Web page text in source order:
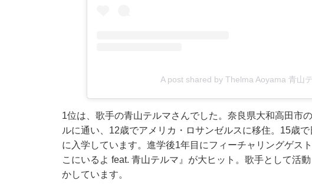
A post shared by Thelma Aoyama 青山
1位は、歌手の青山テルマさんでした。奈良県大和高田市
ルに通い、12歳でアメリカ・ロサンゼルスに移住。15歳
に入学しています。進学後1年目にフィーチャリングゲス
こにいるよ feat. 青山テルマ』が大ヒット。歌手として活
かしています。